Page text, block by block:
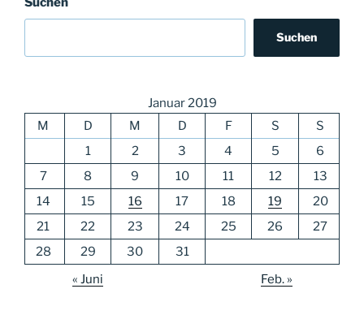
Suchen
Januar 2019
M
D M D F S
S
1
2 3 4 5
6
7
8 9 10 11 12
13
14
15 16 17 18 19
20
21
22 23 24 25 26
27
28
29 30
31
« Juni
Feb. »